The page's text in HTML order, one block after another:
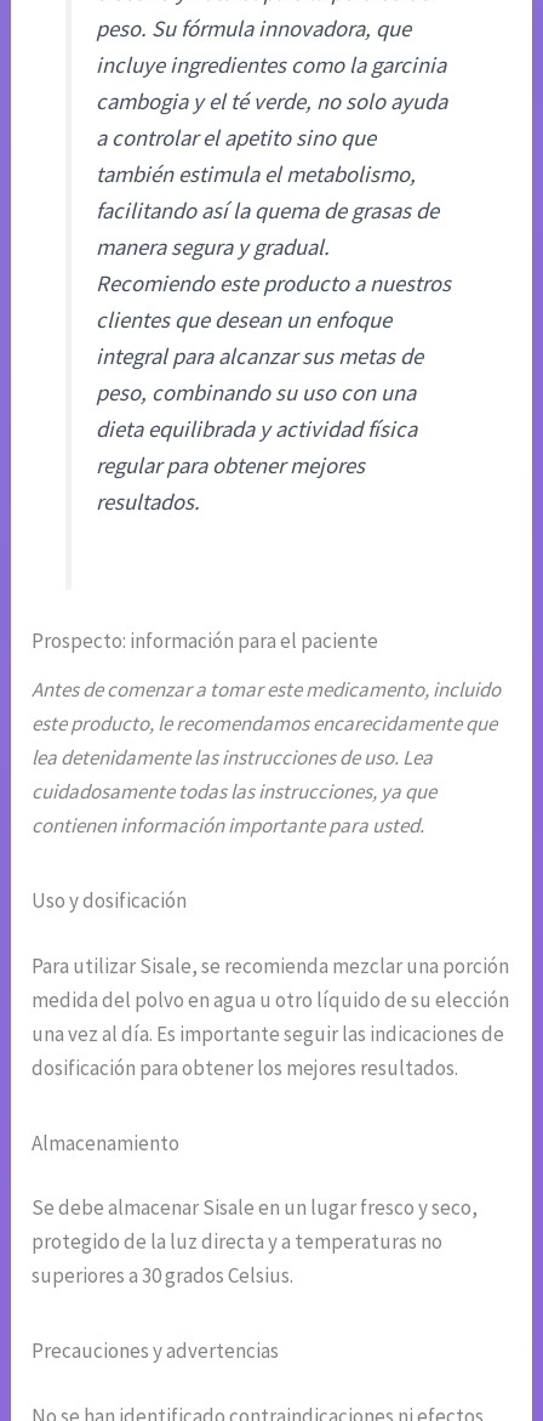
peso. Su fórmula innovadora, que
incluye ingredientes como la garcinia
cambogia y el té verde, no solo ayuda
a controlar el apetito sino que
también estimula el metabolismo,
facilitando así la quema de grasas de
manera segura y gradual.
Recomiendo este producto a nuestros
clientes que desean un enfoque
integral para alcanzar sus metas de
peso, combinando su uso con una
dieta equilibrada y actividad física
regular para obtener mejores
resultados.
Prospecto: información para el paciente
Antes de comenzar a tomar este medicamento, incluido
este producto, le recomendamos encarecidamente que
lea detenidamente las instrucciones de uso. Lea
cuidadosamente todas las instrucciones, ya que
contienen información importante para usted.
Uso y dosificación
Para utilizar Sisale, se recomienda mezclar una porción
medida del polvo en agua u otro líquido de su elección
una vez al día. Es importante seguir las indicaciones de
dosificación para obtener los mejores resultados.
Almacenamiento
Se debe almacenar Sisale en un lugar fresco y seco,
protegido de la luz directa y a temperaturas no
superiores a 30 grados Celsius.
Precauciones y advertencias